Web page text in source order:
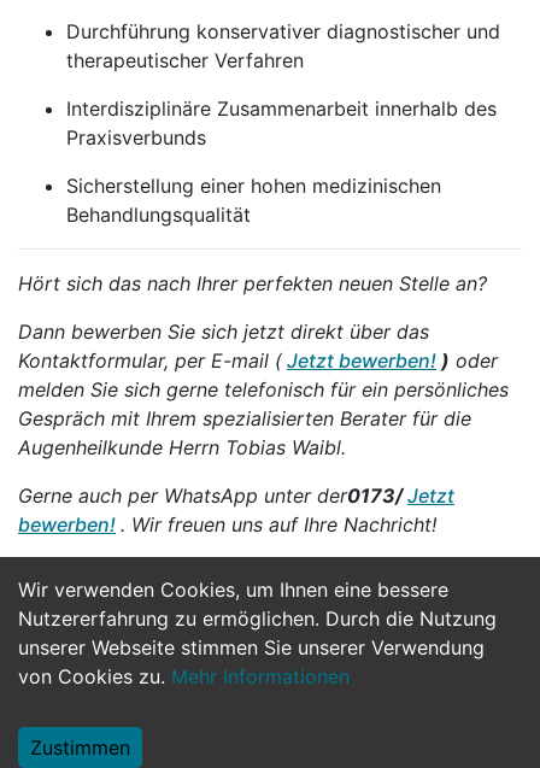
Wir verwenden Cookies, um Ihnen eine bessere
Nutzererfahrung zu ermöglichen. Durch die Nutzung
unserer Webseite stimmen Sie unserer Verwendung
von Cookies zu. Mehr Informationen
Zustimmen
Durchführung konservativer diagnostischer und
therapeutischer Verfahren
Interdisziplinäre Zusammenarbeit innerhalb des
Praxisverbunds
Sicherstellung einer hohen medizinischen
Behandlungsqualität
Hört sich das nach Ihrer perfekten neuen Stelle an?
Dann bewerben Sie sich jetzt direkt über das
Kontaktformular, per E-mail ( Jetzt bewerben! ) oder
melden Sie sich gerne telefonisch für ein persönliches
Gespräch mit Ihrem spezialisierten Berater für die
Augenheilkunde Herrn Tobias Waibl.
Gerne auch per WhatsApp unter der0173/Jetzt
bewerben! . Wir freuen uns auf Ihre Nachricht!
Jetzt Bewerben